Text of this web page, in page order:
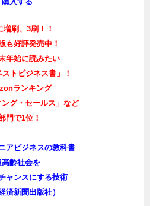
増刷、3刷！！
も好評発売中！
年始に読みたい
ストビジネス書」！
ランキング
ング・セールス」など
門で1位！
アビジネスの教科書
高齢社会を
ャンスにする技術
済新聞出版社）